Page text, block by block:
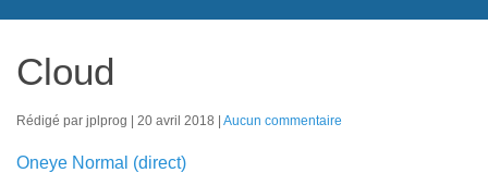
Cloud
Rédigé par jplprog 20 avril 2018 Aucun commentaire
Oneye Normal (direct)